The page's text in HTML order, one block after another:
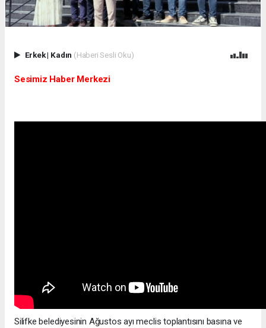
Erkek| Kadın (Haberi Sesli Oku)
Sesimiz Haber Merkezi
Silifke belediyesinin Ağustos ayı meclis toplantısını basına ve